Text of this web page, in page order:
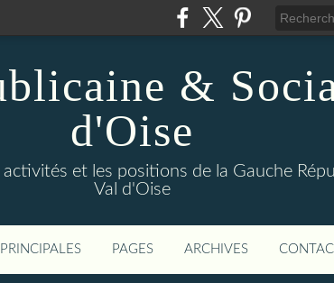
&
d'Oise
et les positions de la Gauche
Val d'Oise
PAGES ARCHIVES